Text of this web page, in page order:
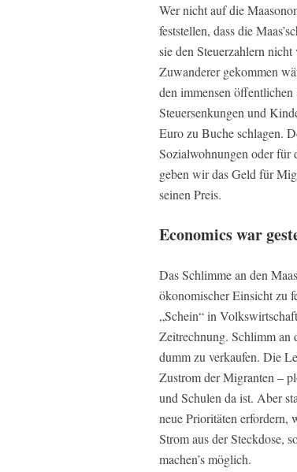
Wer nicht auf die
feststellen, dass die
sie den Steuerzahlern
Zuwanderer gekommen
den immensen
Steuersenkungen und
Euro zu Buche schlagen.
Sozialwohnungen oder für
geben wir das Geld für
seinen Preis.
Economics war
Das Schlimme an den
ökonomischer Einsicht zu
„Schein“ in
Zeitrechnung. Schlimm an
dumm zu verkaufen. Die
Zustrom der Migranten –
und Schulen da ist. Aber
neue Prioritäten erfordern,
Strom aus der Steckdose,
machen’s möglich.